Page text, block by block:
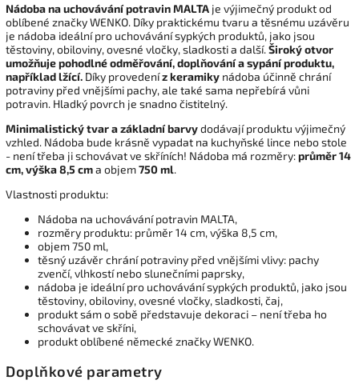
Nádoba na uchovávání potravin MALTA je výjimečný produkt od
oblíbené značky WENKO. Díky praktickému tvaru a těsnému uzávěru
je nádoba ideální pro uchovávání sypkých produktů, jako jsou
těstoviny, obiloviny, ovesné vločky, sladkosti a další.Široký otvor
umožňuje pohodlné odměřování, doplňování a sypání produktu,
například lžící. Díky provedeníz keramiky nádoba účinně chrání
potraviny před vnějšími pachy, ale také sama nepřebírá vůni
potravin. Hladký povrch je snadno čistitelný.
Minimalistický tvar a základní barvydodávají produktu výjimečný
vzhled. Nádoba bude krásně vypadat na kuchyňské lince nebo stole
- není třeba ji schovávat ve skříních! Nádoba má rozměry:průměr 14
cm, výška 8,5 cma objem750 ml.
Vlastnosti produktu:
Nádoba na uchovávání potravin MALTA,
rozměry produktu: průměr 14 cm, výška 8,5 cm,
objem 750 ml,
těsný uzávěr chrání potraviny před vnějšími vlivy: pachy
zvenčí, vlhkostí nebo slunečními paprsky,
nádoba je ideální pro uchovávání sypkých produktů, jako jsou
těstoviny, obiloviny, ovesné vločky, sladkosti, čaj,
produkt sám o sobě představuje dekoraci – není třeba ho
schovávat ve skříni,
produkt oblíbené německé značky WENKO.
Doplňkové parametry